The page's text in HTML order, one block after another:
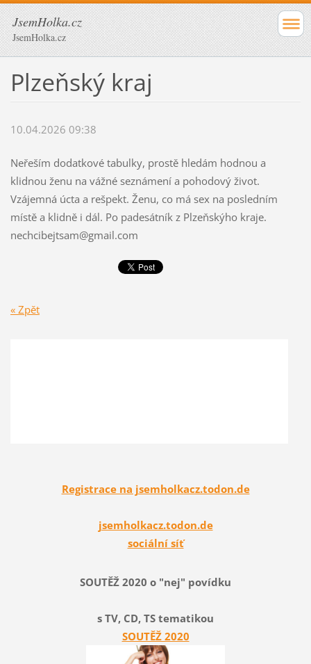
JsemHolka.cz
JsemHolka.cz
Plzeňský kraj
10.04.2026 09:38
Neřeším dodatkové tabulky, prostě hledám hodnou a
klidnou ženu na vážné seznámení a pohodový život.
Vzájemná úcta a rešpekt. Ženu, co má sex na posledním
místě a klidně i dál. Po padesátník z Plzeňskýho kraje.
nechcibejtsam@gmail.com
« Zpět
Registrace na jsemholkacz.todon.de
jsemholkacz.todon.de
sociální síť
SOUTĚŽ 2020 o "nej" povídku
s TV, CD, TS tematikou
SOUTĚŽ 2020